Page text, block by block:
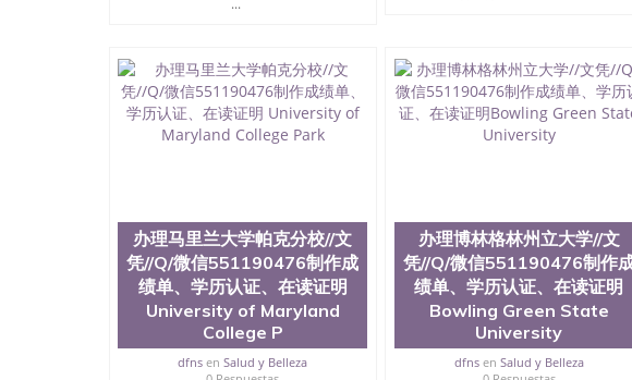
历文凭的样版，尺寸大小，纸张材质，防伪技术等等，并在时间收
取通知书，雅思，留学回国证明.
公司专业制作、办理、仿制、成绩单文凭、改成绩、教育部学历学
文凭、假文凭假毕业证假学历书制作、假制作、办理、仿制学位证
University）圣何塞州立大学成绩单（San Jose State University）圣
University）圣何塞州立大学成绩单（San Jose State University）成
State University）圣何塞州立大学（San Jose State University）圣
University）圣何塞州立大学（ San Jose State University）圣何塞州
圣何塞州立大学文凭（San Jose State University）圣何塞州立大学
圣何塞州立大学文凭（San Jose State University）圣何塞州立大学
塞州立大学学历（San Jose State University）圣何塞州立大学学历
...
办理马里兰大学帕克分校//文
凭//Q/微信551190476制作成
绩单、学历认证、在读证明
University of Maryland
College P
dfns enSalud y Belleza
办理博林格林州立大学//文
凭//Q/微信551190476制作
绩单、学历认证、在读证明
Bowling Green State
University
dfnsen Salud y Belleza